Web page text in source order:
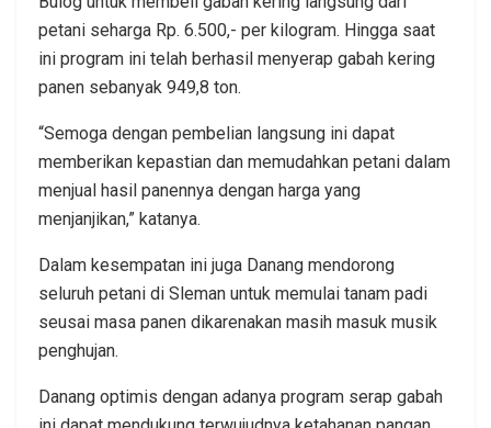
petani seharga Rp. 6.500,- per kilogram. Hingga saat
ini program ini telah berhasil menyerap gabah kering
panen sebanyak 949,8 ton.
“Semoga dengan pembelian langsung ini dapat
memberikan kepastian dan memudahkan petani dalam
menjual hasil panennya dengan harga yang
menjanjikan,” katanya.
Dalam kesempatan ini juga Danang mendorong
seluruh petani di Sleman untuk memulai tanam padi
seusai masa panen dikarenakan masih masuk musik
penghujan.
Danang optimis dengan adanya program serap gabah